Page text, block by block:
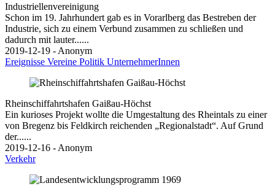
Industriellenvereinigung
Schon im 19. Jahrhundert gab es in Vorarlberg das Bestreben der
Industrie, sich zu einem Verbund zusammen zu schließen und
dadurch mit lauter......
2019-12-19 - Anonym
Ereignisse Vereine Politik UnternehmerInnen
Rheinschiffahrtshafen Gaißau-Höchst
Ein kurioses Projekt wollte die Umgestaltung des Rheintals zu einer
von Bregenz bis Feldkirch reichenden „Regionalstadt“. Auf Grund
der......
2019-12-16 - Anonym
Verkehr